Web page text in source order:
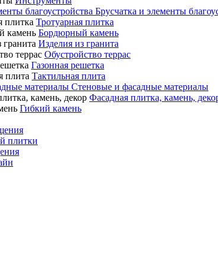
Брусчатка и элементы
Тротуарная плитка
Бордюрный камень
Изделия из гранита
Обустройство террас
Газонная решетка
Тактильная плита
Стеновые и фасадные материалы
Фасадная плитка, камень,
Гибкий камень
плитки